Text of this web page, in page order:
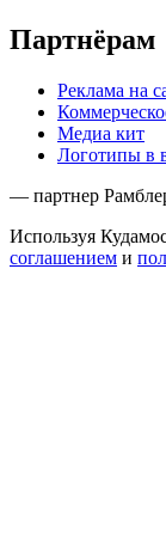
Партнёрам
Реклама на
Медиа кит
Логотипы в
— партнер
Используя
соглашением и